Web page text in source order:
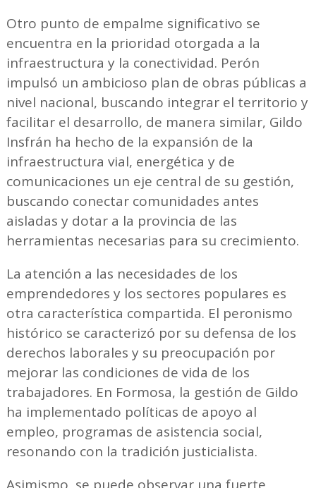
Otro punto de empalme significativo se
encuentra en la prioridad otorgada a la
infraestructura y la conectividad. Perón
impulsó un ambicioso plan de obras públicas a
nivel nacional, buscando integrar el territorio y
facilitar el desarrollo, de manera similar, Gildo
Insfrán ha hecho de la expansión de la
infraestructura vial, energética y de
comunicaciones un eje central de su gestión,
buscando conectar comunidades antes
aisladas y dotar a la provincia de las
herramientas necesarias para su crecimiento.
La atención a las necesidades de los
emprendedores y los sectores populares es
otra característica compartida. El peronismo
histórico se caracterizó por su defensa de los
derechos laborales y su preocupación por
mejorar las condiciones de vida de los
trabajadores. En Formosa, la gestión de Gildo
ha implementado políticas de apoyo al
empleo, programas de asistencia social,
resonando con la tradición justicialista.
Asimismo, se puede observar una fuerte